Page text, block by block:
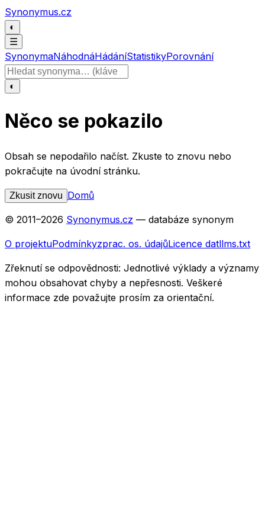
Přeskočit na obsah
Synonymus.cz
◐
☰
SynonymaNáhodnáHádáníStatistikyPorovnání
Hledat slovo
◐
Něco se pokazilo
Obsah se nepodařilo načíst. Zkuste to znovu nebo
pokračujte na úvodní stránku.
Zkusit znovu Domů
© 2011–2026 Synonymus.cz — databáze synonym
O projektuPodmínkyzprac. os. údajůLicence datllms.txt
Zřeknutí se odpovědnosti: Jednotlivé výklady a významy
mohou obsahovat chyby a nepřesnosti. Veškeré
informace zde považujte prosím za orientační.